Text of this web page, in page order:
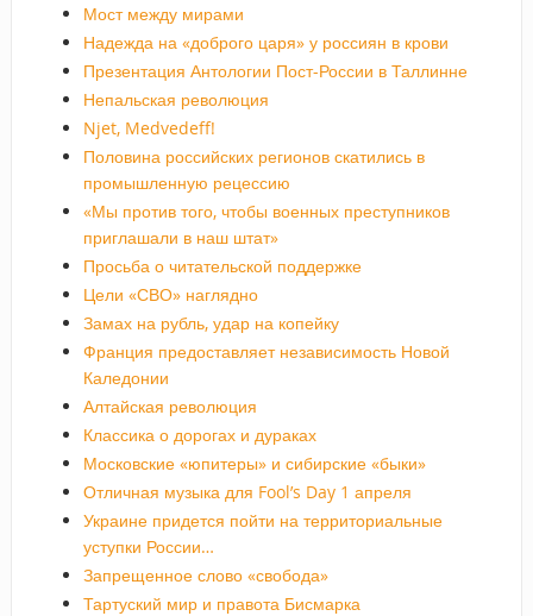
Мост между мирами
Надежда на «доброго царя» у россиян в крови
Презентация Антологии Пост-России в Таллинне
Непальская революция
Njet, Medvedeff!
Половина российских регионов скатились в
промышленную рецессию
«Мы против того, чтобы военных преступников
приглашали в наш штат»
Просьба о читательской поддержке
Цели «СВО» наглядно
Замах на рубль, удар на копейку
Франция предоставляет независимость Новой
Каледонии
Алтайская революция
Классика о дорогах и дураках
Московские «юпитеры» и сибирские «быки»
Отличная музыка для Fool’s Day 1 апреля
Украине придется пойти на территориальные
уступки России…
Запрещенное слово «свобода»
Тартуский мир и правота Бисмарка